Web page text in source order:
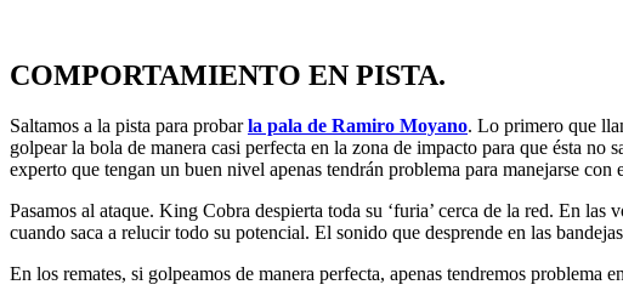
COMPORTAMIENTO EN PISTA.
Saltamos a la pista para probarla pala de Ramiro Moyano. Lo primero que
golpear la bola de manera casi perfecta en la zona de impacto para que ésta
experto que tengan un buen nivel apenas tendrán problema para manejarse con
Pasamos al ataque. King Cobra despierta toda su ‘furia’ cerca de la red. En
cuando saca a relucir todo su potencial. El sonido que desprende en las
En los remates, si golpeamos de manera perfecta, apenas tendremos